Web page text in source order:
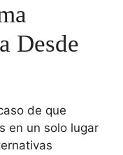
Desde
de que
en un solo lugar